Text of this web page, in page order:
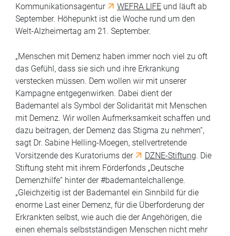
Kommunikationsagentur
WEFRA LIFE und läuft ab
September. Höhepunkt ist die Woche rund um den
Welt-Alzheimertag am 21. September.
„Menschen mit Demenz haben immer noch viel zu oft
das Gefühl, dass sie sich und ihre Erkrankung
verstecken müssen. Dem wollen wir mit unserer
Kampagne entgegenwirken. Dabei dient der
Bademantel als Symbol der Solidarität mit Menschen
mit Demenz. Wir wollen Aufmerksamkeit schaffen und
dazu beitragen, der Demenz das Stigma zu nehmen“,
sagt Dr. Sabine Helling-Moegen, stellvertretende
Vorsitzende des Kuratoriums der
DZNE-Stiftung. Die
Stiftung steht mit ihrem Förderfonds „Deutsche
Demenzhilfe“ hinter der #bademantelchallenge.
„Gleichzeitig ist der Bademantel ein Sinnbild für die
enorme Last einer Demenz, für die Überforderung der
Erkrankten selbst, wie auch die der Angehörigen, die
einen ehemals selbstständigen Menschen nicht mehr